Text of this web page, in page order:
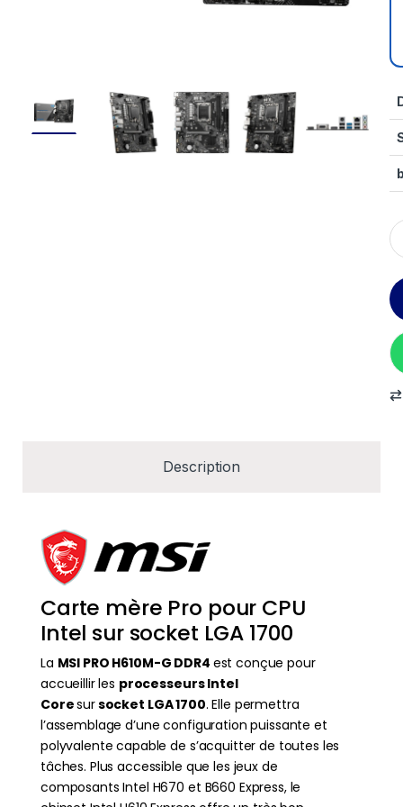
Description
Carte mère Pro pour CPU
Intel sur socket LGA 1700
La MSI PRO H610M-G DDR4 est conçue pour
accueillir les processeurs Intel
Coresursocket LGA 1700. Elle permettra
l’assemblage d’une configuration puissante et
polyvalente capable de s’acquitter de toutes les
tâches. Plus accessible que les jeux de
composants Intel H670 et B660 Express, le